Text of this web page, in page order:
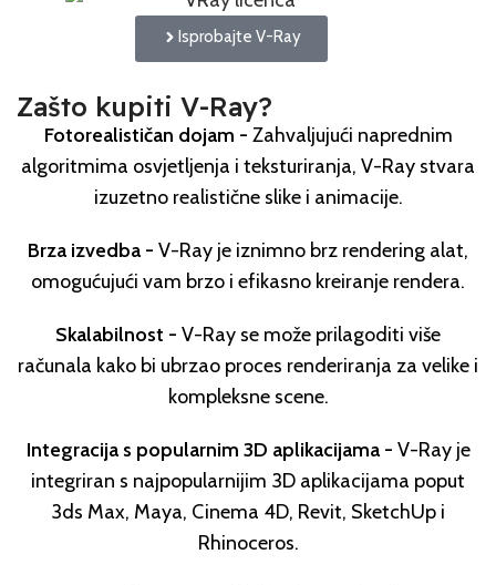
Isprobajte V-Ray
Zašto kupiti V-Ray?
Fotorealističan dojam - ​Zahvaljujući naprednim
algoritmima osvjetljenja i teksturiranja, V-Ray stvara
izuzetno realistične slike i animacije.
Brza izvedba - V-Ray je iznimno brz rendering alat,
omogućujući vam brzo i efikasno kreiranje rendera.
Skalabilnost - V-Ray se može prilagoditi više
računala kako bi ubrzao proces renderiranja za velike i
kompleksne scene.
Integracija s popularnim 3D aplikacijama - V-Ray je
integriran s najpopularnijim 3D aplikacijama poput
3ds Max, Maya, Cinema 4D, Revit, SketchUp i
Rhinoceros.